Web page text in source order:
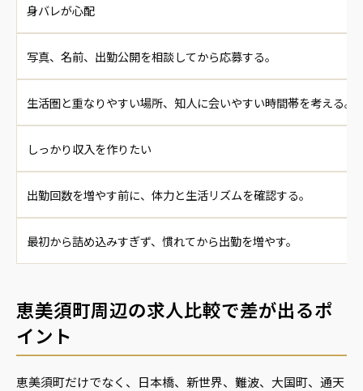
身バレが心配
写真、名前、出勤公開を相談してから応募する。
生活圏と重なりやすい場所、知人に会いやすい時間帯を考える。
しっかり収入を作りたい
出勤回数を増やす前に、体力と生活リズムを確認する。
最初から詰め込みすぎず、慣れてから出勤を増やす。
恵美須町周辺の求人比較で差が出るポ
イント
恵美須町だけでなく、日本橋、新世界、難波、大国町、通天